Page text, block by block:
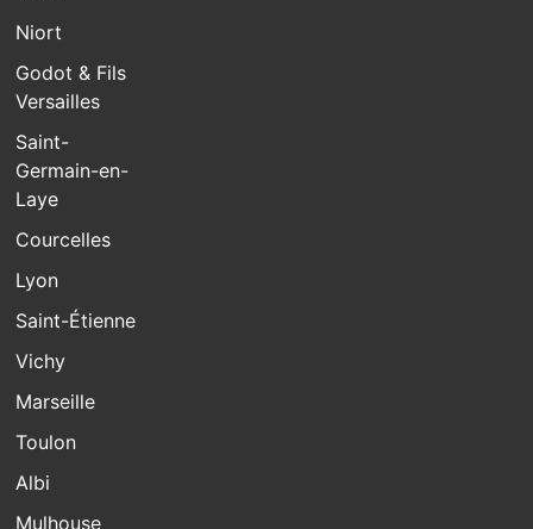
Niort
Godot & Fils
Versailles
Saint-
Germain-en-
Laye
Courcelles
Lyon
Saint-Étienne
Vichy
Marseille
Toulon
Albi
Mulhouse